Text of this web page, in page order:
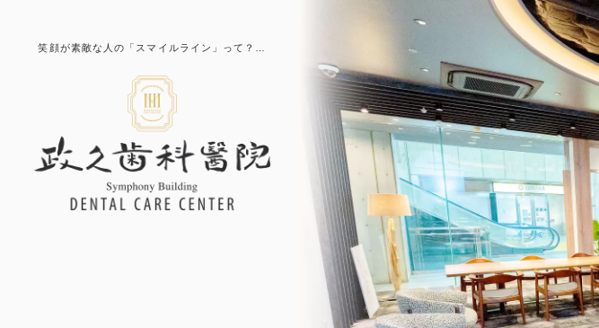
笑顔が素敵な人の「スマイルライン」って？…